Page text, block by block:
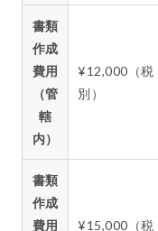
書類
作成
費用
（管
轄
内）
¥12,000（税
別）
書類
作成
費用
¥15,000（税